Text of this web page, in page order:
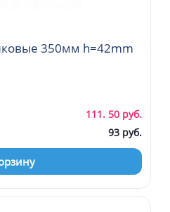
350мм h=42mm
111. 50 руб.
93 руб.